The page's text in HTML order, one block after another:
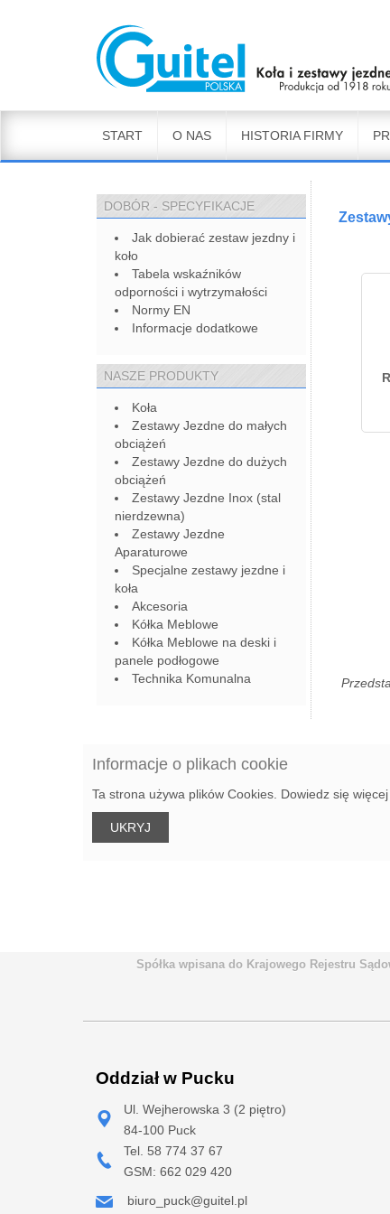
START O NAS HISTORIA FIRMY
DOBÓR - SPECYFIKACJE
Jak dobierać zestaw jezdny i
koło
Tabela wskaźników
odporności i wytrzymałości
Normy EN
Informacje dodatkowe
NASZE PRODUKTY
Koła
Zestawy Jezdne do małych
obciążeń
Zestawy Jezdne do dużych
obciążeń
Zestawy Jezdne Inox (stal
nierdzewna)
Zestawy Jezdne
Aparaturowe
Specjalne zestawy jezdne i
koła
Akcesoria
Kółka Meblowe
Kółka Meblowe na deski i
panele podłogowe
Technika Komunalna
Informacje o plikach cookie
Ta strona używa plików Cookies. Dowiedz się
Spółka wpisana do Krajowego Rejestru
Oddział w Pucku
Ul. Wejherowska 3 (2 piętro)
84-100 Puck
Tel. 58 774 37 67
GSM: 662 029 420
biuro_puck@guitel.pl